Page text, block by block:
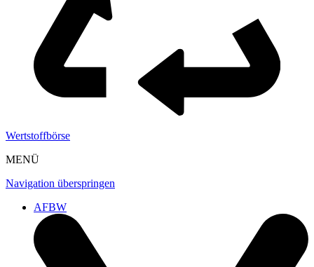
Wertstoffbörse
MENÜ
Navigation überspringen
AFBW